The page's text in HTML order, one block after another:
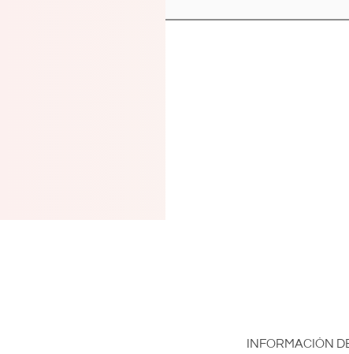
ACTIVA)
INFORMACIÓN